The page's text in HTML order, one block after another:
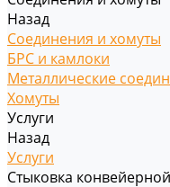
Назад
Соединения и хомуты
БРС и камлоки
Металлические
Хомуты
Услуги
Назад
Услуги
Стыковка